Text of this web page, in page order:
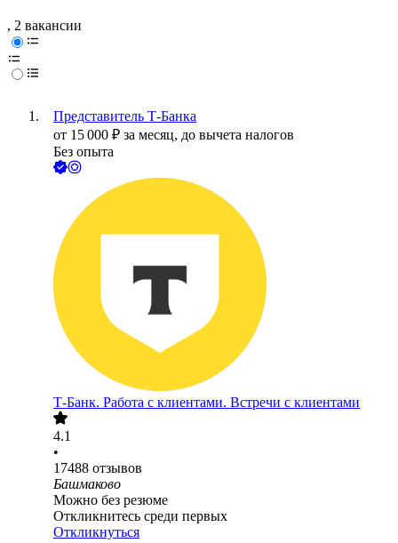
, 2 вакансии
Представитель Т-Банка
от 15 000 ₽ за месяц, до вычета налогов
Без опыта
Т-Банк. Работа с клиентами. Встречи с клиентами
4.1
•
17488 отзывов
Башмаково
Можно без резюме
Откликнитесь среди первых
Откликнуться